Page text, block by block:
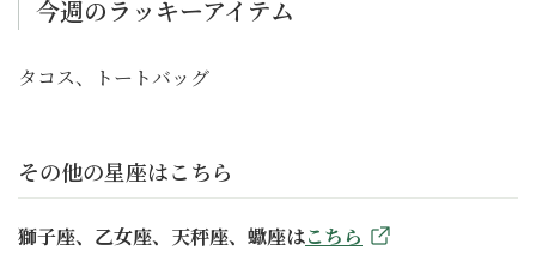
今週のラッキーアイテム
タコス、トートバッグ
その他の星座はこちら
獅子座、乙女座、天秤座、蠍座はこちら